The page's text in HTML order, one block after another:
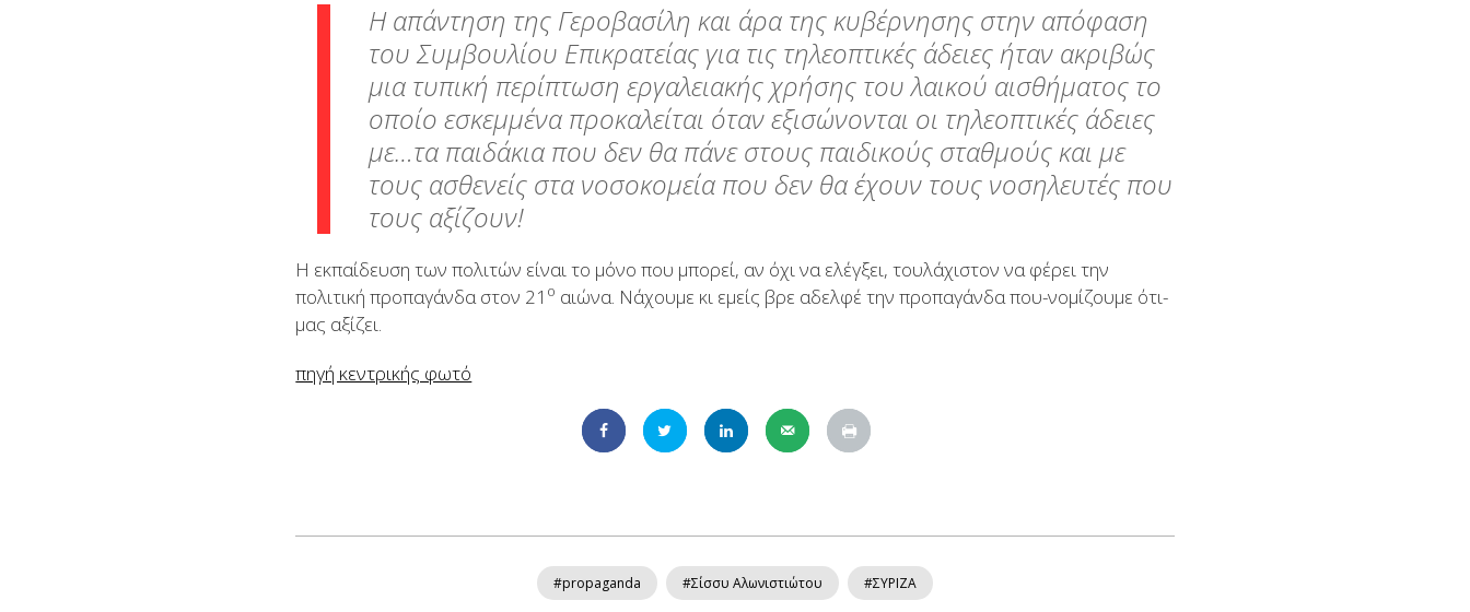
Η απάντηση της Γεροβασίλη και άρα της κυβέρνησης στην απόφαση
του Συμβουλίου Επικρατείας για τις τηλεοπτικές άδειες ήταν ακριβώς
μια τυπική περίπτωση εργαλειακής χρήσης του λαικού αισθήματος το
οποίο εσκεμμένα προκαλείται όταν εξισώνονται οι τηλεοπτικές άδειες
με…τα παιδάκια που δεν θα πάνε στους παιδικούς σταθμούς και με
τους ασθενείς στα νοσοκομεία που δεν θα έχουν τους νοσηλευτές που
τους αξίζουν!
Η εκπαίδευση των πολιτών είναι το μόνο που μπορεί, αν όχι να ελέγξει, τουλάχιστον να φέρει την
πολιτική προπαγάνδα στον 21 ο αιώνα. Νάχουμε κι εμείς βρε αδελφέ την προπαγάνδα που-νομίζουμε ότι-
μας αξίζει.
πηγή κεντρικής φωτό
#propaganda #Σίσσυ Αλωνιστιώτου #ΣΥΡΙΖΑ